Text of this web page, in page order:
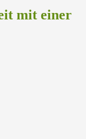
mit einer